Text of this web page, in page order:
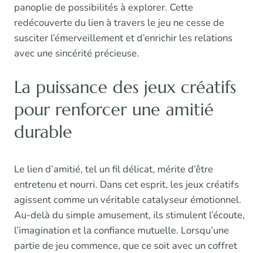
panoplie de possibilités à explorer. Cette
redécouverte du lien à travers le jeu ne cesse de
susciter l’émerveillement et d’enrichir les relations
avec une sincérité précieuse.
La puissance des jeux créatifs
pour renforcer une amitié
durable
Le lien d’amitié, tel un fil délicat, mérite d’être
entretenu et nourri. Dans cet esprit, les jeux créatifs
agissent comme un véritable catalyseur émotionnel.
Au-delà du simple amusement, ils stimulent l’écoute,
l’imagination et la confiance mutuelle. Lorsqu’une
partie de jeu commence, que ce soit avec un coffret